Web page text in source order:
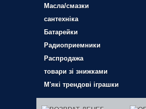
Масла/смазки
сантехніка
Батарейки
Радиоприемники
Распродажа
товари зі знижками
М'які трендові іграшки